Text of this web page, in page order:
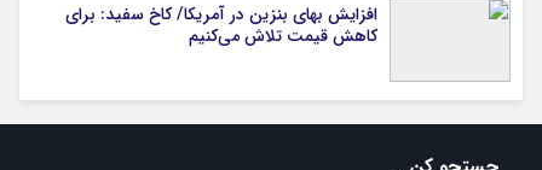
افزایش بهای بنزین در آمریکا/ کاخ سفید: برای
کاهش قیمت تلاش می‌کنیم